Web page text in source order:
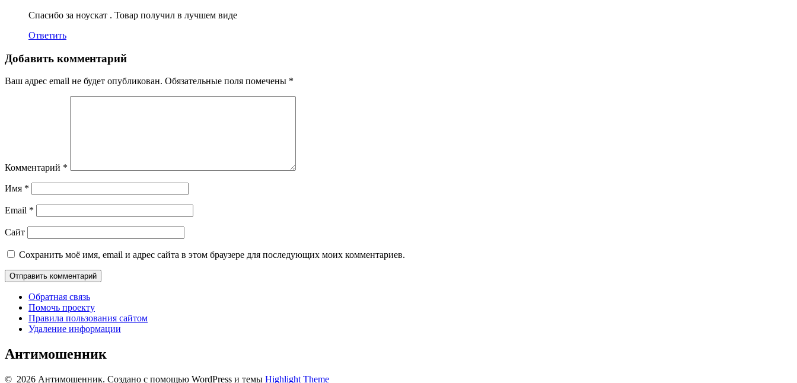
Спасибо за ноускат . Товар получил в лучшем виде
Ответить
Добавить комментарий
Ваш адрес email не будет опубликован. Обязательные поля помечены *
Комментарий *
Имя *
Email *
Сайт
Сохранить моё имя, email и адрес сайта в этом браузере для последующих моих комментариев.
Обратная связь
Помочь проекту
Правила пользования сайтом
Удаление информации
Антимошенник
© 2026 Антимошенник. Создано с помощью WordPress и темы Highlight Theme